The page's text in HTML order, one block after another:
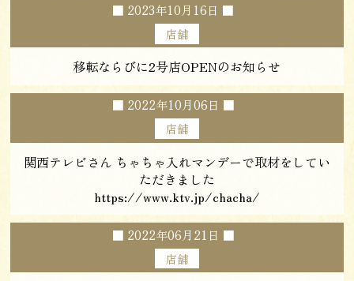
■ 2023年10月16日 ■
店舗
移転ならびに2号店OPENのお知らせ
■ 2022年10月06日 ■
店舗
関西テレビさん ちゃちゃ入れマンデーで取材をしてい
ただきました
https://www.ktv.jp/chacha/
■ 2022年06月21日 ■
店舗